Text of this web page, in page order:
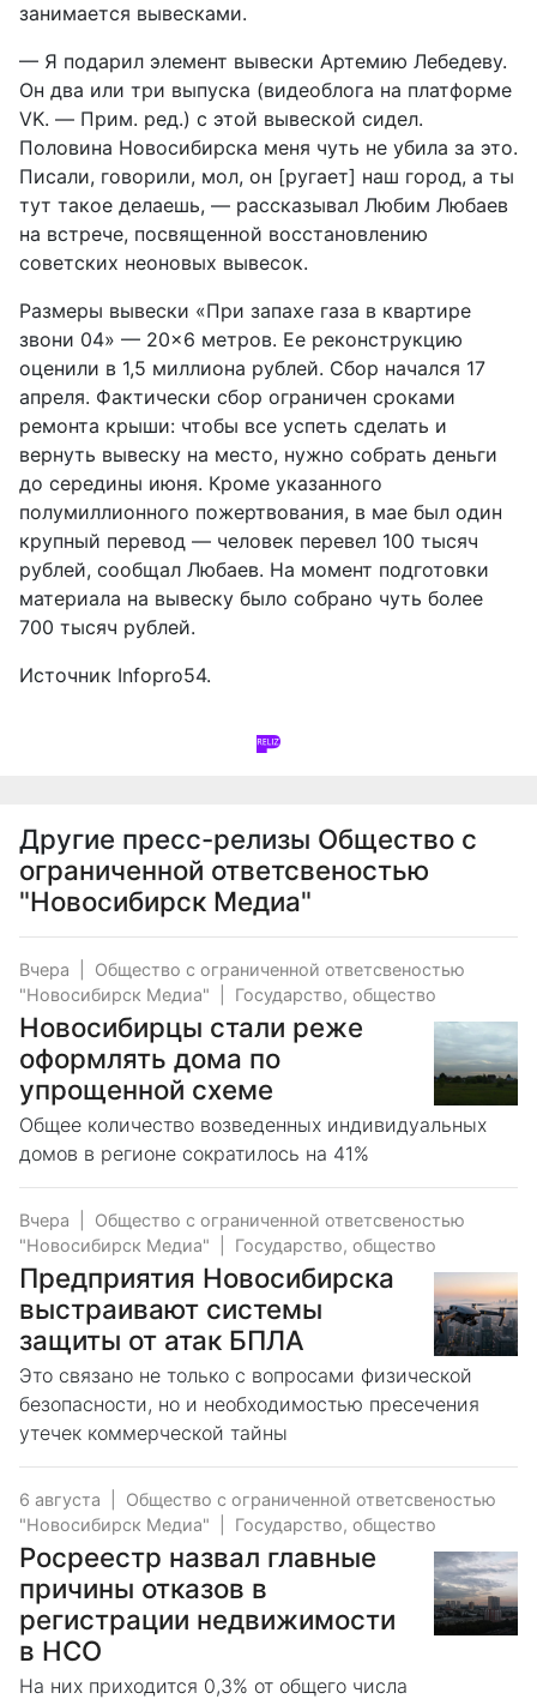
занимается вывесками.
— Я подарил элемент вывески Артемию Лебедеву.
Он два или три выпуска (видеоблога на платформе
VK. — Прим. ред.) с этой вывеской сидел.
Половина Новосибирска меня чуть не убила за это.
Писали, говорили, мол, он [ругает] наш город, а ты
тут такое делаешь, — рассказывал Любим Любаев
на встрече, посвященной восстановлению
советских неоновых вывесок.
Размеры вывески «При запахе газа в квартире
звони 04» — 20×6 метров. Ее реконструкцию
оценили в 1,5 миллиона рублей. Сбор начался 17
апреля. Фактически сбор ограничен сроками
ремонта крыши: чтобы все успеть сделать и
вернуть вывеску на место, нужно собрать деньги
до середины июня. Кроме указанного
полумиллионного пожертвования, в мае был один
крупный перевод — человек перевел 100 тысяч
рублей, сообщал Любаев. На момент подготовки
материала на вывеску было собрано чуть более
700 тысяч рублей.
Источник Infopro54.
Другие пресс-релизы Общество с
ограниченной ответсвеностью
"Новосибирск Медиа"
Вчера
Общество с ограниченной ответсвеностью
"Новосибирск Медиа"
Государство, общество
Новосибирцы стали реже
оформлять дома по
упрощенной схеме
Общее количество возведенных индивидуальных
домов в регионе сократилось на 41%
Вчера
Общество с ограниченной ответсвеностью
"Новосибирск Медиа"
Государство, общество
Предприятия Новосибирска
выстраивают системы
защиты от атак БПЛА
Это связано не только с вопросами физической
безопасности, но и необходимостью пресечения
утечек коммерческой тайны
6 августа
Общество с ограниченной ответсвеностью
"Новосибирск Медиа"
Государство, общество
Росреестр назвал главные
причины отказов в
регистрации недвижимости
в НСО
На них приходится 0,3% от общего числа